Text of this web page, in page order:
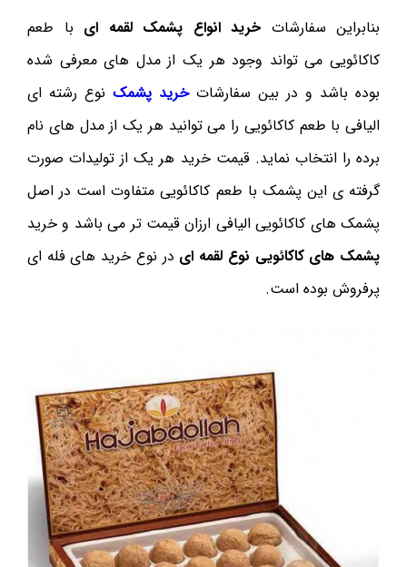
بنابراین سفارشات خرید انواع پشمک لقمه ای با طعم
کاکائویی می تواند وجود هر یک از مدل های معرفی شده
بوده باشد و در بین سفارشاتخرید پشمک نوع رشته ای
الیافی با طعم کاکائویی را می توانید هر یک از مدل های نام
برده را انتخاب نماید. قیمت خرید هر یک از تولیدات صورت
گرفته ی این پشمک با طعم کاکائویی متفاوت است در اصل
پشمک های کاکائویی الیافی ارزان قیمت تر می باشد و خرید
پشمک های کاکائویی نوع لقمه ای در نوع خرید های فله ای
پرفروش بوده است.